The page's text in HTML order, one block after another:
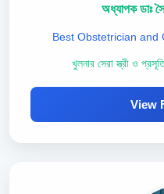
অধ্যাপক ডাঃ
Best Obstetrician and
খুলনার সেরা স্ত্রী ও
View